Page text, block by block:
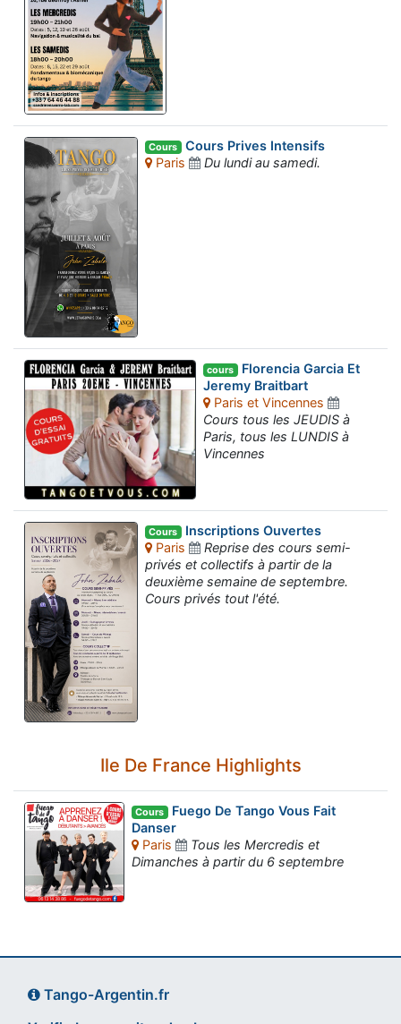
Cours Cours Prives Intensifs
Paris
Du lundi au samedi.
cours Florencia Garcia Et
Jeremy Braitbart
Paris et Vincennes
Cours tous les JEUDIS à
Paris, tous les LUNDIS à
Vincennes
Cours Inscriptions Ouvertes
Paris
Reprise des cours semi-
privés et collectifs à partir de la
deuxième semaine de septembre.
Cours privés tout l'été.
Ile De France Highlights
Cours Fuego De Tango Vous Fait
Danser
Paris
Tous les Mercredis et
Dimanches à partir du 6 septembre
Tango-Argentin.fr